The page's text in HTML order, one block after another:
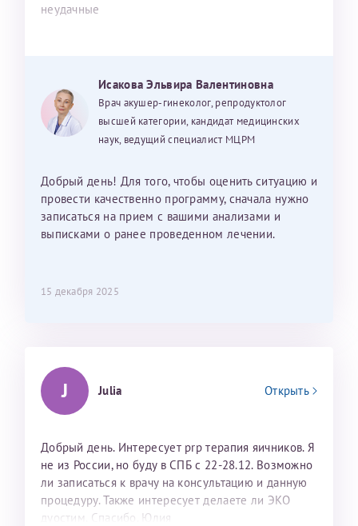
неудачные
Исакова Эльвира Валентиновна
Врач акушер-гинеколог, репродуктолог
высшей категории, кандидат медицинских
наук, ведущий специалист МЦРМ
Добрый день! Для того, чтобы оценить ситуацию и
провести качественно программу, сначала нужно
записаться на прием с вашими анализами и
выписками о ранее проведенном лечении.
15 декабря 2025
J Julia Открыть
Добрый день. Интересует prp терапия яичников. Я
не из России, но буду в СПБ с 22-28.12. Возможно
ли записаться к врачу на консультацию и данную
процедуру. Также интересует делаете ли ЭКО
дуостим. Спасибо. Юлия